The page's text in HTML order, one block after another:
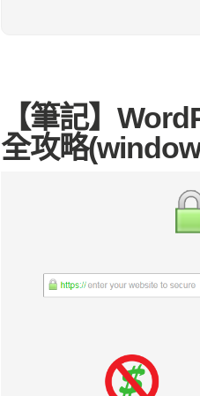
【筆記】
全攻略